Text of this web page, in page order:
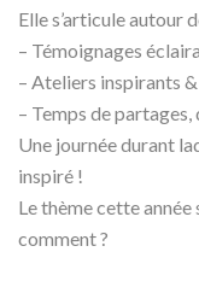
Elle s’articule autour
– Témoignages
– Ateliers inspirants
– Temps de
Une journée durant
inspiré !
Le thème cette
comment ?